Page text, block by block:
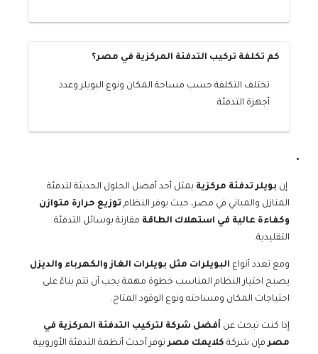
كم تكلفة تركيب التدفئة المركزية في مصر؟
تختلف التكلفة حسب مساحة المكان ونوع البويلر وعدد
أجهزة التدفئة.
إن بويلر تدفئة مركزية يمثل أحد أفضل الحلول الحديثة لتدفئة
المنازل والمباني في مصر، حيث يوفر النظام توزيع حرارة متوازن
وكفاءة عالية في استهلاك الطاقة مقارنة بوسائل التدفئة
التقليدية.
ومع تعدد أنواع البويلرات مثل بويلرات الغاز والكهرباء والديزل
يصبح اختيار النظام المناسب خطوة مهمة يجب أن تتم بناءً على
احتياجات المكان ومساحته ونوع الوقود المتاح.
إذا كنت تبحث عن أفضل شركة لتركيب التدفئة المركزية في
مصرفإن شركة كلايمك مصرتوفر أحدث أنظمة التدفئة الأوروبية